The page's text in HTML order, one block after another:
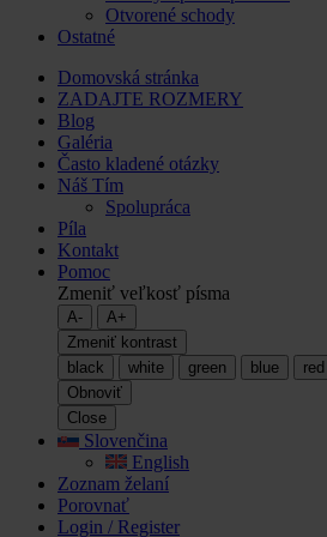
Otvorené schody
Ostatné
Domovská stránka
ZADAJTE ROZMERY
Blog
Galéria
Často kladené otázky
Náš Tím
Spolupráca
Píla
Kontakt
Pomoc
Zmeniť veľkosť písma
A-
A+
Zmeniť kontrast
black
white green blue red
Obnoviť
Close
Slovenčina
English
Zoznam želaní
Porovnať
Login / Register